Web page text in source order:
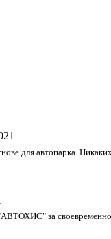
для автопарка.
за